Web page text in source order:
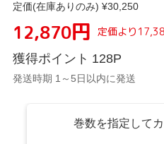
定価(在庫ありのみ) ¥30,250
12,870円 定価より
獲得ポイント 128P
発送時期 1～5日以内に発送
巻数を指定して